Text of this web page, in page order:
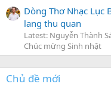
Dòng Thơ Nhạc Lục
lang thu quan
Latest: Nguyễn Thành
Chúc mừng Sinh nhật
Chủ đề mới